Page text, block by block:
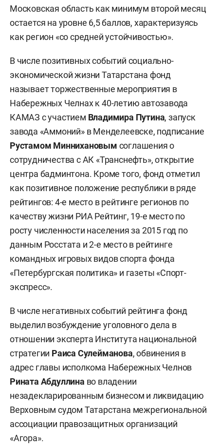
Московская область как минимум второй месяц
остается на уровне 6,5 баллов, характеризуясь
как регион «со средней устойчивостью».
В числе позитивных событий социально-
экономической жизни Татарстана фонд
называет торжественные мероприятия в
Набережных Челнах к 40-летию автозавода
КАМАЗ с участием Владимира Путина, запуск
завода «Аммоний» в Менделеевске, подписание
Рустамом Миннихановым соглашения о
сотрудничества с АК «Транснефть», открытие
центра бадминтона. Кроме того, фонд отметил
как позитивное положение республики в ряде
рейтингов: 4-е место в рейтинге регионов по
качеству жизни РИА Рейтинг, 19-е место по
росту численности населения за 2015 год по
данным Росстата и 2-е место в рейтинге
командных игровых видов спорта фонда
«Петербургская политика» и газеты «Спорт-
экспресс».
В числе негативных событий рейтинга фонд
выделил возбуждение уголовного дела в
отношении эксперта Института национальной
стратегии Раиса Сулейманова, обвинения в
адрес главы исполкома Набережных Челнов
Рината Абдуллина во владении
незадекларированным бизнесом и ликвидацию
Верховным судом Татарстана межрегиональной
ассоциации правозащитных организаций
«Агора».